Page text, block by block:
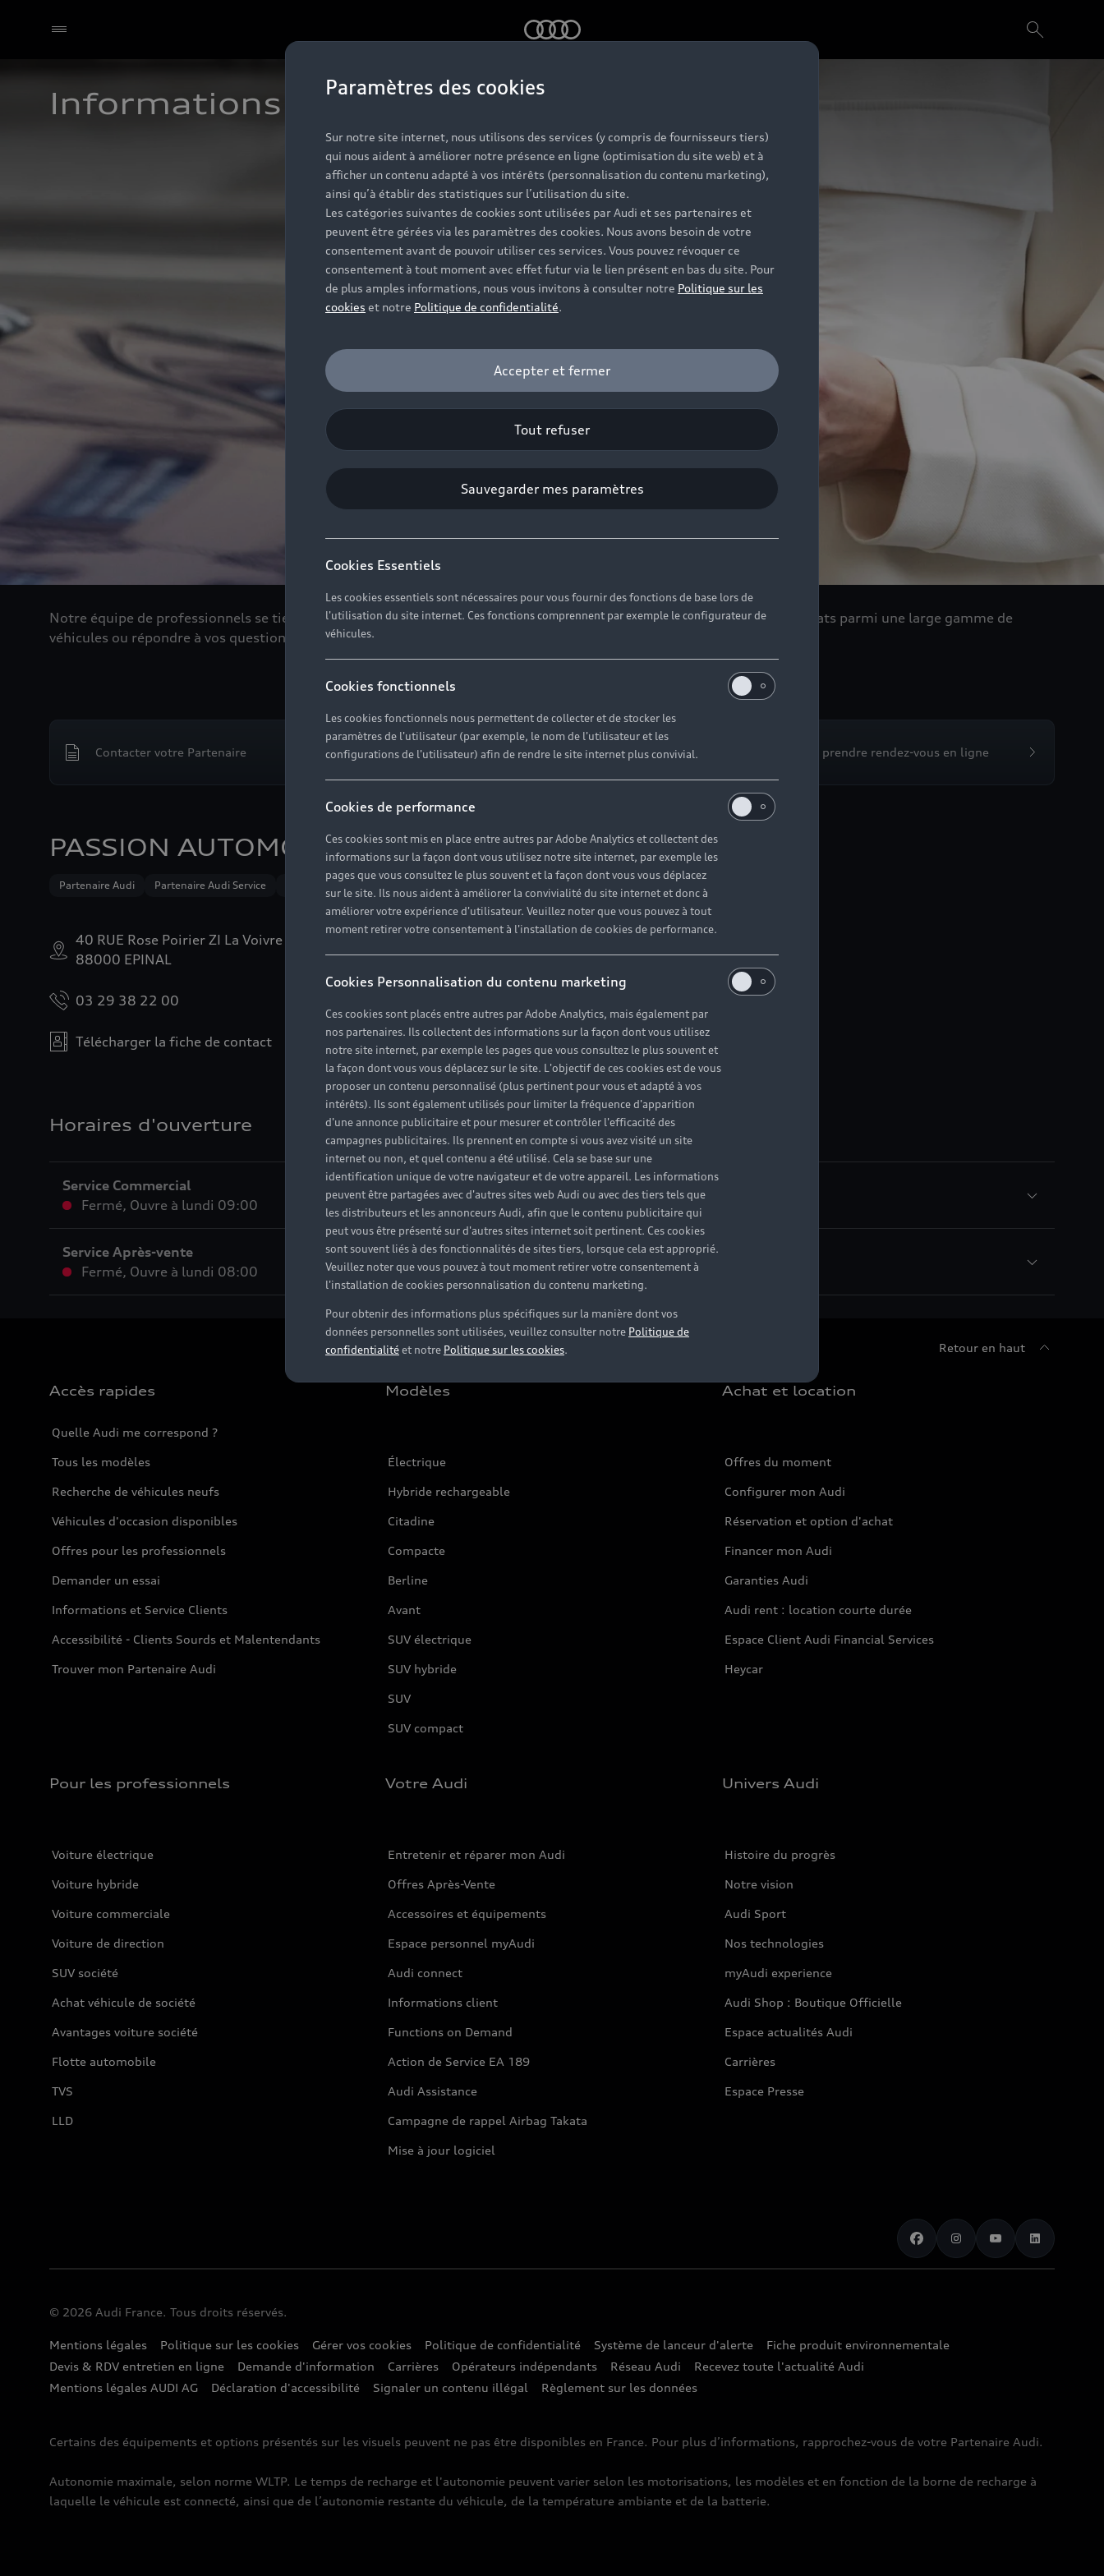
Paramètres des cookies
Sur notre site internet, nous utilisons des services (y compris de fournisseurs tiers)
qui nous aident à améliorer notre présence en ligne (optimisation du site web) et à
afficher un contenu adapté à vos intérêts (personnalisation du contenu marketing),
ainsi qu’à établir des statistiques sur l’utilisation du site.
Les catégories suivantes de cookies sont utilisées par Audi et ses partenaires et
peuvent être gérées via les paramètres des cookies. Nous avons besoin de votre
consentement avant de pouvoir utiliser ces services. Vous pouvez révoquer ce
consentement à tout moment avec effet futur via le lien présent en bas du site. Pour
de plus amples informations, nous vous invitons à consulter notre Politique sur les
cookies et notre Politique de confidentialité.
Accepter et fermer
Tout refuser
Sauvegarder mes paramètres
Cookies Essentiels
Les cookies essentiels sont nécessaires pour vous fournir des fonctions de base lors de
l'utilisation du site internet. Ces fonctions comprennent par exemple le configurateur de
véhicules.
Cookies fonctionnels
Les cookies fonctionnels nous permettent de collecter et de stocker les
paramètres de l'utilisateur (par exemple, le nom de l'utilisateur et les
configurations de l'utilisateur) afin de rendre le site internet plus convivial.
Cookies de performance
Ces cookies sont mis en place entre autres par Adobe Analytics et collectent des
informations sur la façon dont vous utilisez notre site internet, par exemple les
pages que vous consultez le plus souvent et la façon dont vous vous déplacez
sur le site. Ils nous aident à améliorer la convivialité du site internet et donc à
améliorer votre expérience d'utilisateur. Veuillez noter que vous pouvez à tout
moment retirer votre consentement à l'installation de cookies de performance.
Cookies Personnalisation du contenu marketing
Ces cookies sont placés entre autres par Adobe Analytics, mais également par
nos partenaires. Ils collectent des informations sur la façon dont vous utilisez
notre site internet, par exemple les pages que vous consultez le plus souvent et
la façon dont vous vous déplacez sur le site. L'objectif de ces cookies est de vous
proposer un contenu personnalisé (plus pertinent pour vous et adapté à vos
intérêts). Ils sont également utilisés pour limiter la fréquence d'apparition
d'une annonce publicitaire et pour mesurer et contrôler l'efficacité des
campagnes publicitaires. Ils prennent en compte si vous avez visité un site
internet ou non, et quel contenu a été utilisé. Cela se base sur une
identification unique de votre navigateur et de votre appareil. Les informations
peuvent être partagées avec d'autres sites web Audi ou avec des tiers tels que
les distributeurs et les annonceurs Audi, afin que le contenu publicitaire qui
peut vous être présenté sur d'autres sites internet soit pertinent. Ces cookies
sont souvent liés à des fonctionnalités de sites tiers, lorsque cela est approprié.
Veuillez noter que vous pouvez à tout moment retirer votre consentement à
l'installation de cookies personnalisation du contenu marketing.
Pour obtenir des informations plus spécifiques sur la manière dont vos
données personnelles sont utilisées, veuillez consulter notre Politique de
confidentialitéet notre Politique sur les cookies.
Informations et contact
Notre équipe de professionnels se tient de nouveau à votre disposition pour vous informer, vous conseiller dans vos achats parmi une large gamme de
véhicules ou répondre à vos questions
Contacter votre Partenaire Réserver un essai Devis et prendre rendez-vous en ligne
PASSION AUTOMOBILES EPINAL
Partenaire Audi Partenaire Audi Service Audi Occasion :plus
40 RUE Rose Poirier ZI La Voivre BP11068
88000 EPINAL
03 29 38 22 00
Télécharger la fiche de contact
Horaires d'ouverture
Service Commercial
Fermé, Ouvre à lundi 09:00
Service Après-vente
Fermé, Ouvre à lundi 08:00
Retour en haut
Accès rapides
Quelle Audi me correspond ?
Tous les modèles
Recherche de véhicules neufs
Véhicules d'occasion disponibles
Offres pour les professionnels
Demander un essai
Informations et Service Clients
Accessibilité - Clients Sourds et Malentendants
Trouver mon Partenaire Audi
Modèles
Électrique
Hybride rechargeable
Citadine
Compacte
Berline
Avant
SUV électrique
SUV hybride
SUV
SUV compact
Achat et location
Offres du moment
Configurer mon Audi
Réservation et option d'achat
Financer mon Audi
Garanties Audi
Audi rent : location courte durée
Espace Client Audi Financial Services
Heycar
Pour les professionnels
Voiture électrique
Voiture hybride
Voiture commerciale
Voiture de direction
SUV société
Achat véhicule de société
Avantages voiture société
Flotte automobile
TVS
LLD
Votre Audi
Entretenir et réparer mon Audi
Offres Après-Vente
Accessoires et équipements
Espace personnel myAudi
Audi connect
Informations client
Functions on Demand
Action de Service EA 189
Audi Assistance
Campagne de rappel Airbag Takata
Mise à jour logiciel
Univers Audi
Histoire du progrès
Notre vision
Audi Sport
Nos technologies
myAudi experience
Audi Shop : Boutique Officielle
Espace actualités Audi
Carrières
Espace Presse
© 2026 Audi France. Tous droits réservés.
Mentions légales Politique sur les cookies Gérer vos cookies Politique de confidentialité Système de lanceur d'alerte
Fiche produit environnementale
Devis & RDV entretien en ligne
Demande d'information Carrières Opérateurs indépendants Réseau Audi
Recevez toute l'actualité Audi
Mentions légales AUDI AG
Déclaration d'accessibilité Signaler un contenu illégal Règlement sur les données
Certains des équipements et options présentés sur les visuels peuvent ne pas être disponibles en France. Pour plus d’informations, rapprochez-vous de votre Partenaire Audi.
Autonomie maximale, selon norme WLTP. Le temps de recharge et l'autonomie peuvent varier selon les motorisations, les modèles et en fonction de la borne de recharge à
laquelle le véhicule est connecté, ainsi que de l’autonomie restante du véhicule, de la température ambiante et de la batterie.